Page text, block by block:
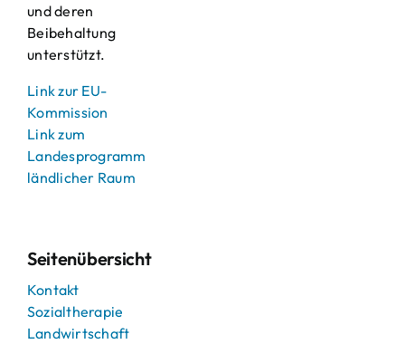
und deren
Beibehaltung
unterstützt.
Link zur EU-
Kommission
Link zum
Landesprogramm
ländlicher Raum
Seitenübersicht
Kontakt
Sozialtherapie
Landwirtschaft